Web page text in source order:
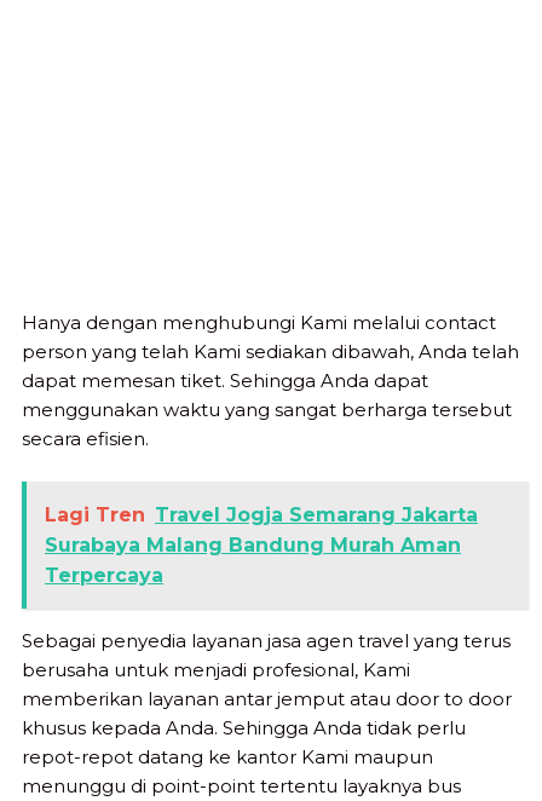
Hanya dengan menghubungi Kami melalui contact
person yang telah Kami sediakan dibawah, Anda telah
dapat memesan tiket. Sehingga Anda dapat
menggunakan waktu yang sangat berharga tersebut
secara efisien.
Lagi Tren Travel Jogja Semarang Jakarta
Surabaya Malang Bandung Murah Aman
Terpercaya
Sebagai penyedia layanan jasa agen travel yang terus
berusaha untuk menjadi profesional, Kami
memberikan layanan antar jemput atau door to door
khusus kepada Anda. Sehingga Anda tidak perlu
repot-repot datang ke kantor Kami maupun
menunggu di point-point tertentu layaknya bus